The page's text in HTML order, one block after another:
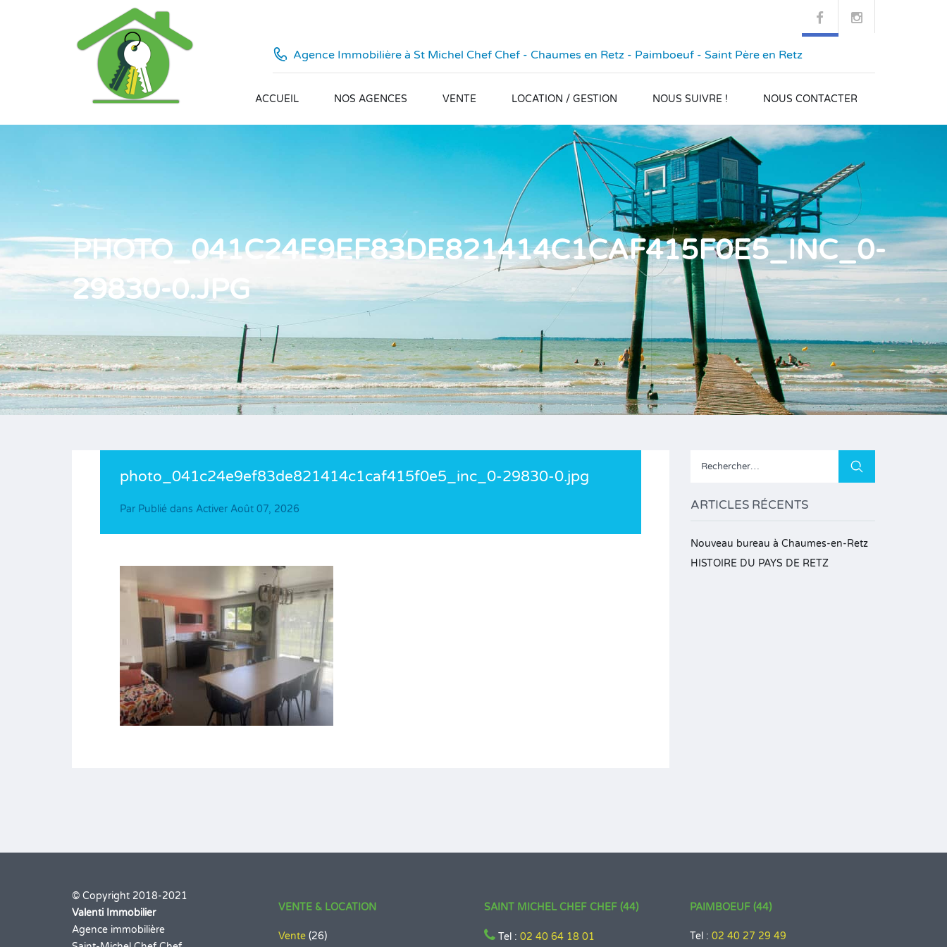
Agence Immobilière à St Michel Chef Chef - Chaumes en Retz - Paimboeuf - Saint Père en Retz
ACCUEIL NOS AGENCES VENTE LOCATION / GESTION NOUS SUIVRE ! NOUS CONTACTER
PHOTO_041C24E9EF83DE821414C1CAF415F0E5_INC_0-
29830-0.JPG
photo_041c24e9ef83de821414c1caf415f0e5_inc_0-29830-0.jpg
Par Publié dans Activer Août 07, 2026
Rechercher :
ARTICLES RÉCENTS
Nouveau bureau à Chaumes-en-Retz
HISTOIRE DU PAYS DE RETZ
© Copyright 2018-2021
Valenti Immobilier
Agence immobilière
VENTE & LOCATION
Vente(26)
SAINT MICHEL CHEF CHEF (44)
Tel : 02 40 64 18 01
PAIMBOEUF (44)
Tel :02 40 27 29 49